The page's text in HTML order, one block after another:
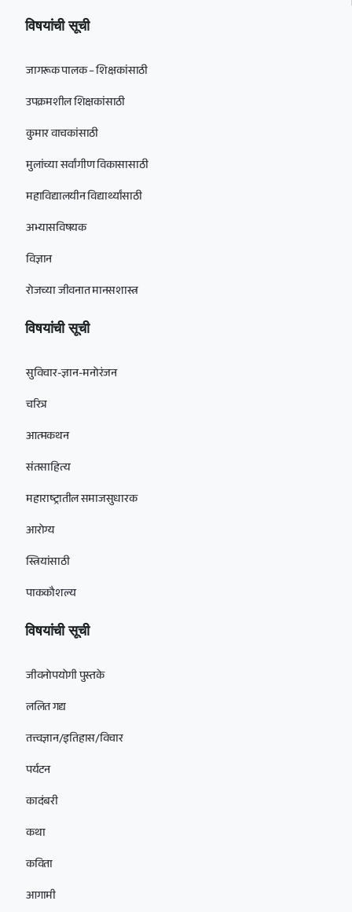
विषयांची सूची
जागरूक पालक – शिक्षकांसाठी
उपक्रमशील शिक्षकांसाठी
कुमार वाचकांसाठी
मुलांच्या सर्वांगीण विकासासाठी
महाविद्यालयीन विद्यार्थ्यांसाठी
अभ्यासविषयक
विज्ञान
रोजच्या जीवनात मानसशास्त्र
विषयांची सूची
सुविचार-ज्ञान-मनोरंजन
चरित्र
आत्मकथन
संतसाहित्य
महाराष्ट्रातील समाजसुधारक
आरोग्य
स्त्रियांसाठी
पाककौशल्य
विषयांची सूची
जीवनोपयोगी पुस्तके
ललित गद्य
तत्त्वज्ञान/इतिहास/विचार
पर्यटन
कादंबरी
कथा
कविता
आगामी